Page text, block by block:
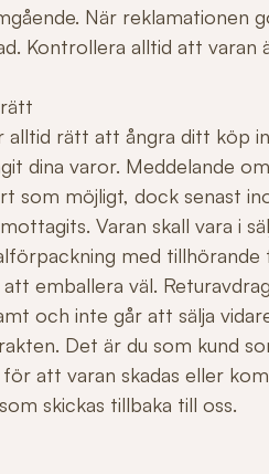
När reklamationen
Kontrollera alltid att
alltid rätt att ångra ditt köp
dina varor. Meddelande
som möjligt, dock senast
Varan skall vara i
med
emballera väl.
och inte går att sälja
Det är du som kund
för att varan skadas eller
skickas tillbaka till oss.